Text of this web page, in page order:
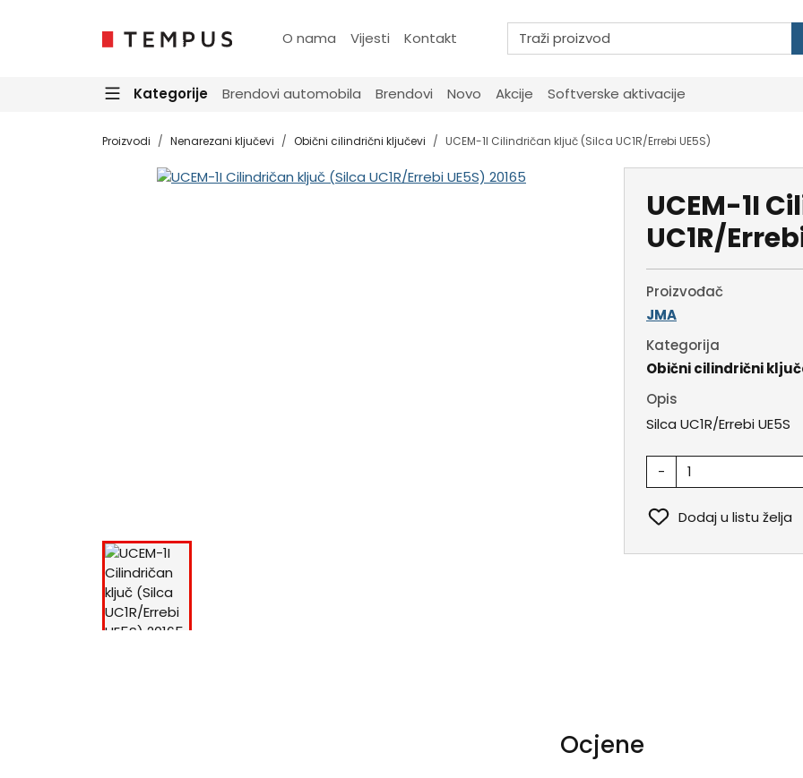
O nama Vijesti Kontakt
Kategorije Brendovi automobila Brendovi Novo Akcije Softverske aktivacije
Proizvodi Nenarezani ključevi Obični cilindrični ključevi UCEM-1I Cilindričan ključ (Silca UC1R/Errebi UE5S)
UCEM-1I
UC1R/
Proizvođač
JMA
Kategorija
Obični cilindrični
Opis
Silca UC1R/Errebi UE5S
-
Dodaj u listu želja
Ocjene